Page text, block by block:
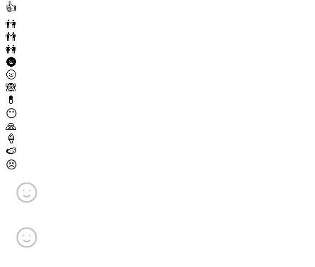
👍
👫
👬
👭
🌚
🌝
🙈
💊
😶
🙏
🍦
🍉
😣